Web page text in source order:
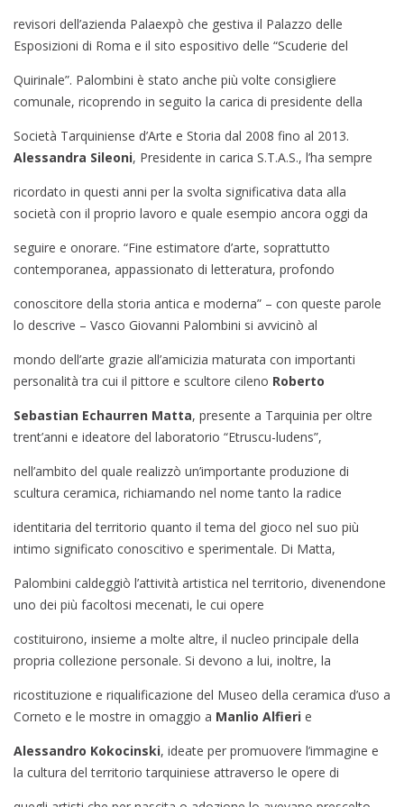
revisori dell’azienda Palaexpò che gestiva il Palazzo delle
Esposizioni di Roma e il sito espositivo delle “Scuderie del
Quirinale”. Palombini è stato anche più volte consigliere
comunale, ricoprendo in seguito la carica di presidente della
Società Tarquiniense d’Arte e Storia dal 2008 fino al 2013.
Alessandra Sileoni, Presidente in carica S.T.A.S., l’ha sempre
ricordato in questi anni per la svolta significativa data alla
società con il proprio lavoro e quale esempio ancora oggi da
seguire e onorare. “Fine estimatore d’arte, soprattutto
contemporanea, appassionato di letteratura, profondo
conoscitore della storia antica e moderna” – con queste parole
lo descrive – Vasco Giovanni Palombini si avvicinò al
mondo dell’arte grazie all’amicizia maturata con importanti
personalità tra cui il pittore e scultore cileno Roberto
Sebastian Echaurren Matta, presente a Tarquinia per oltre
trent’anni e ideatore del laboratorio “Etruscu-ludens”,
nell’ambito del quale realizzò un’importante produzione di
scultura ceramica, richiamando nel nome tanto la radice
identitaria del territorio quanto il tema del gioco nel suo più
intimo significato conoscitivo e sperimentale. Di Matta,
Palombini caldeggiò l’attività artistica nel territorio, divenendone
uno dei più facoltosi mecenati, le cui opere
costituirono, insieme a molte altre, il nucleo principale della
propria collezione personale. Si devono a lui, inoltre, la
ricostituzione e riqualificazione del Museo della ceramica d’uso a
Corneto e le mostre in omaggio a Manlio Alfieri e
Alessandro Kokocinski, ideate per promuovere l’immagine e
la cultura del territorio tarquiniese attraverso le opere di